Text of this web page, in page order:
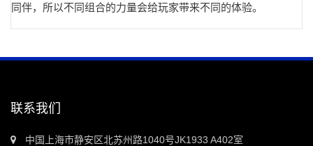
同伴，所以不同组合的力量会给玩家带来不同的体验。
联系我们
中国上海市静安区北苏州路1040号JK1933 A402室